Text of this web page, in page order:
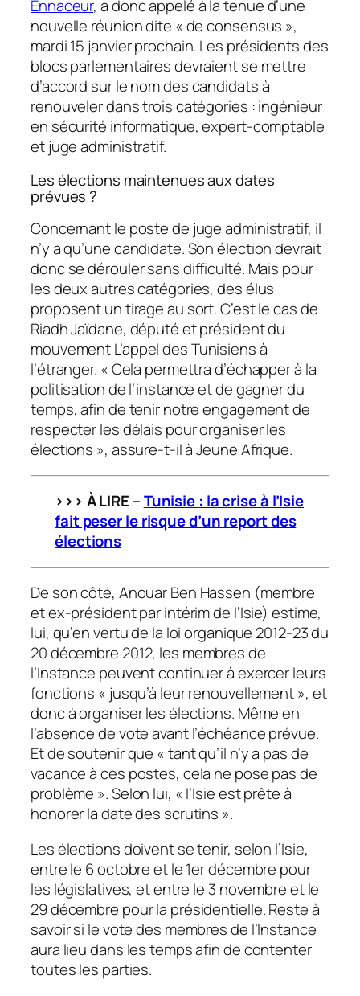
Ennaceur, a donc appelé à la tenue d’une
nouvelle réunion dite « de consensus »,
mardi 15 janvier prochain. Les présidents des
blocs parlementaires devraient se mettre
d’accord sur le nom des candidats à
renouveler dans trois catégories : ingénieur
en sécurité informatique, expert-comptable
et juge administratif.
Les élections maintenues aux dates
prévues ?
Concernant le poste de juge administratif, il
n’y a qu’une candidate. Son élection devrait
donc se dérouler sans difficulté. Mais pour
les deux autres catégories, des élus
proposent un tirage au sort. C’est le cas de
Riadh Jaïdane, député et président du
mouvement L’appel des Tunisiens à
l’étranger. « Cela permettra d’échapper à la
politisation de l’instance et de gagner du
temps, afin de tenir notre engagement de
respecter les délais pour organiser les
élections », assure-t-il àJeune Afrique.
>>> À LIRE –Tunisie : la crise à l’Isie
fait peser le risque d’un reportdes
élections
De son côté, Anouar Ben Hassen (membre
et ex-président par intérim de l’Isie) estime,
lui, qu’en vertu de la loi organique 2012-23 du
20 décembre 2012, les membres de
l’Instance peuvent continuer à exercer leurs
fonctions « jusqu’à leur renouvellement », et
donc à organiser les élections. Même en
l’absence de vote avant l’échéance prévue.
Et de soutenir que « tant qu’il n’y a pas de
vacance à ces postes, cela ne pose pas de
problème ». Selon lui, « l’Isie est prête à
honorer la date des scrutins ».
Les élections doivent se tenir, selon l’Isie,
entre le 6 octobre et le 1er décembre pour
les législatives, et entre le 3 novembre et le
29 décembre pour la présidentielle. Reste à
savoir si le vote des membres de l’Instance
aura lieu dans les temps afin de contenter
toutes les parties.